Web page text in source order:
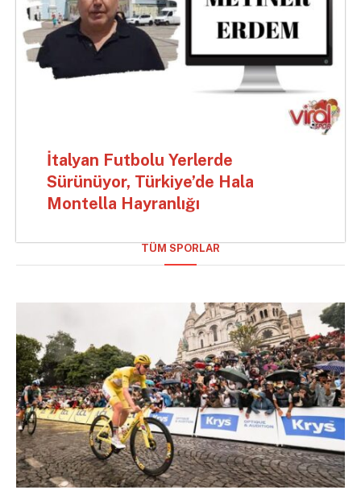
İtalyan Futbolu Yerlerde
Sürünüyor, Türkiye’de Hala
Montella Hayranlığı
TÜM SPORLAR